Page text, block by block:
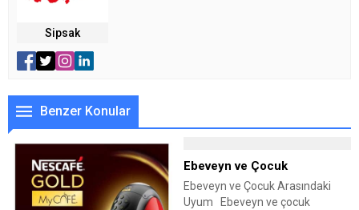
Sipsak
Benzer Konular
Ebeveyn ve Çocuk
Ebeveyn ve Çocuk Arasındaki
Uyum Ebeveyn ve çocuk